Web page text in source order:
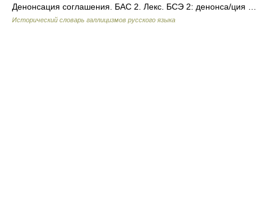
Денонсация соглашения. БАС 2. Лекс. БСЭ 2: денонса/ция …
Исторический словарь галлицизмов русского языка